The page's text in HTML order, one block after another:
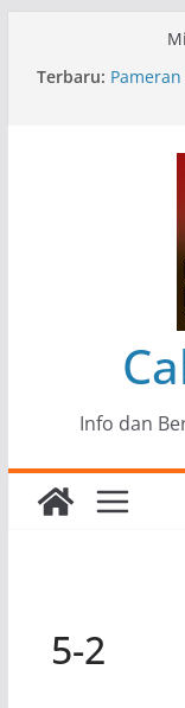
Terbaru:
Kota
(BHS)
Derita
Info dan
5-2